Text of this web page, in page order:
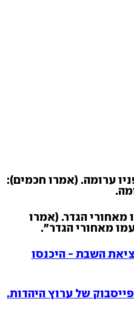
ערומה. (אמרו חכמים):
הגדר. (אמרו
מאחורי הגדר".
השבת - היכנסו
של ערוץ היהדות.